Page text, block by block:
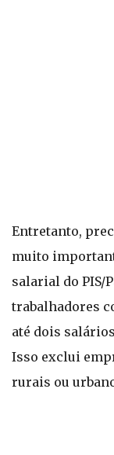
Entretanto,
muito
salarial do PIS/
trabalhadores
até dois
Isso exclui
rurais ou